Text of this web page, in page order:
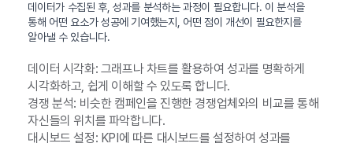
데이터가 수집된 후, 성과를 분석하는 과정이 필요합니다. 이 분석을
통해 어떤 요소가 성공에 기여했는지, 어떤 점이 개선이 필요한지를
알아낼 수 있습니다.
데이터 시각화: 그래프나 차트를 활용하여 성과를 명확하게
시각화하고, 쉽게 이해할 수 있도록 합니다.
경쟁 분석: 비슷한 캠페인을 진행한 경쟁업체와의 비교를 통해
자신들의 위치를 파악합니다.
대시보드 설정: KPI에 따른 대시보드를 설정하여 성과를